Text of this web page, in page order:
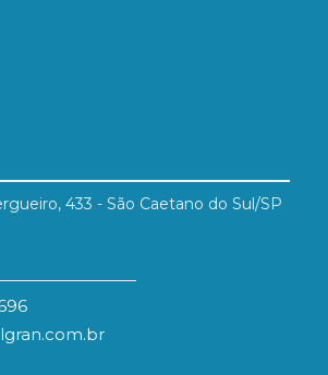
433 - São Caetano do Sul/SP